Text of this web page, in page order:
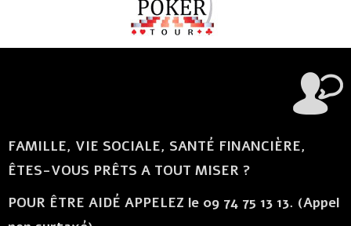
FAMILLE, VIE SOCIALE, SANTÉ FINANCIÈRE,
ÊTES-VOUS PRÊTS A TOUT MISER ?
POUR ÊTRE AIDÉ APPELEZ le 09 74 75 13 13. (Appel